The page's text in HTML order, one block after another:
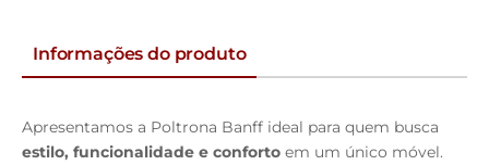
Informações do produto
Apresentamos a Poltrona Banff ideal para quem busca
estilo, funcionalidade e conforto em um único móvel.